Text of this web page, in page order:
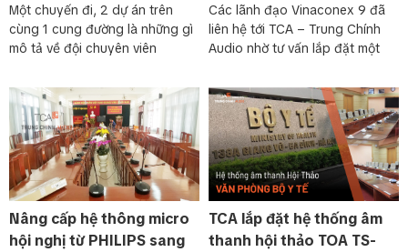
Một chuyến đi, 2 dự án trên
cùng 1 cung đường là những gì
mô tả về đội chuyên viên
Các lãnh đạo Vinaconex 9 đã
liên hệ tới TCA – Trung Chính
Audio nhờ tư vấn lắp đặt một
Nâng cấp hệ thông micro
hội nghị từ PHILIPS sang
TCA lắp đặt hệ thống âm
thanh hội thảo TOA TS-